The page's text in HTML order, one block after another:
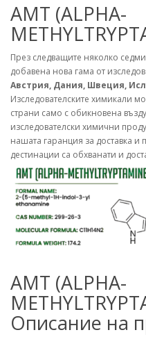
AMT (ALPHA-
През следващите няколко
добавена нова гама от
Австрия, Дания, Швеция,
Изследователските химикали
страни само с обикновена
изследователски химични
нашата гаранция за доставка
дестинации са обхванати и
AMT (ALPHA-
Описание на